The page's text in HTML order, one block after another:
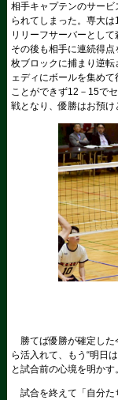
相手キャプテンのサー
られてしまった。専大
リリーフサーバーとし
その後も相手に連続得
枚ブロックに捕まり逆
ェディにボールを集め
ことができず12－15で
戦となり、優勝はお預け
勝てば優勝が確定した
ら活入れて、もう“明日
と試合前の心境を明かす。
試合を終えて「自分た